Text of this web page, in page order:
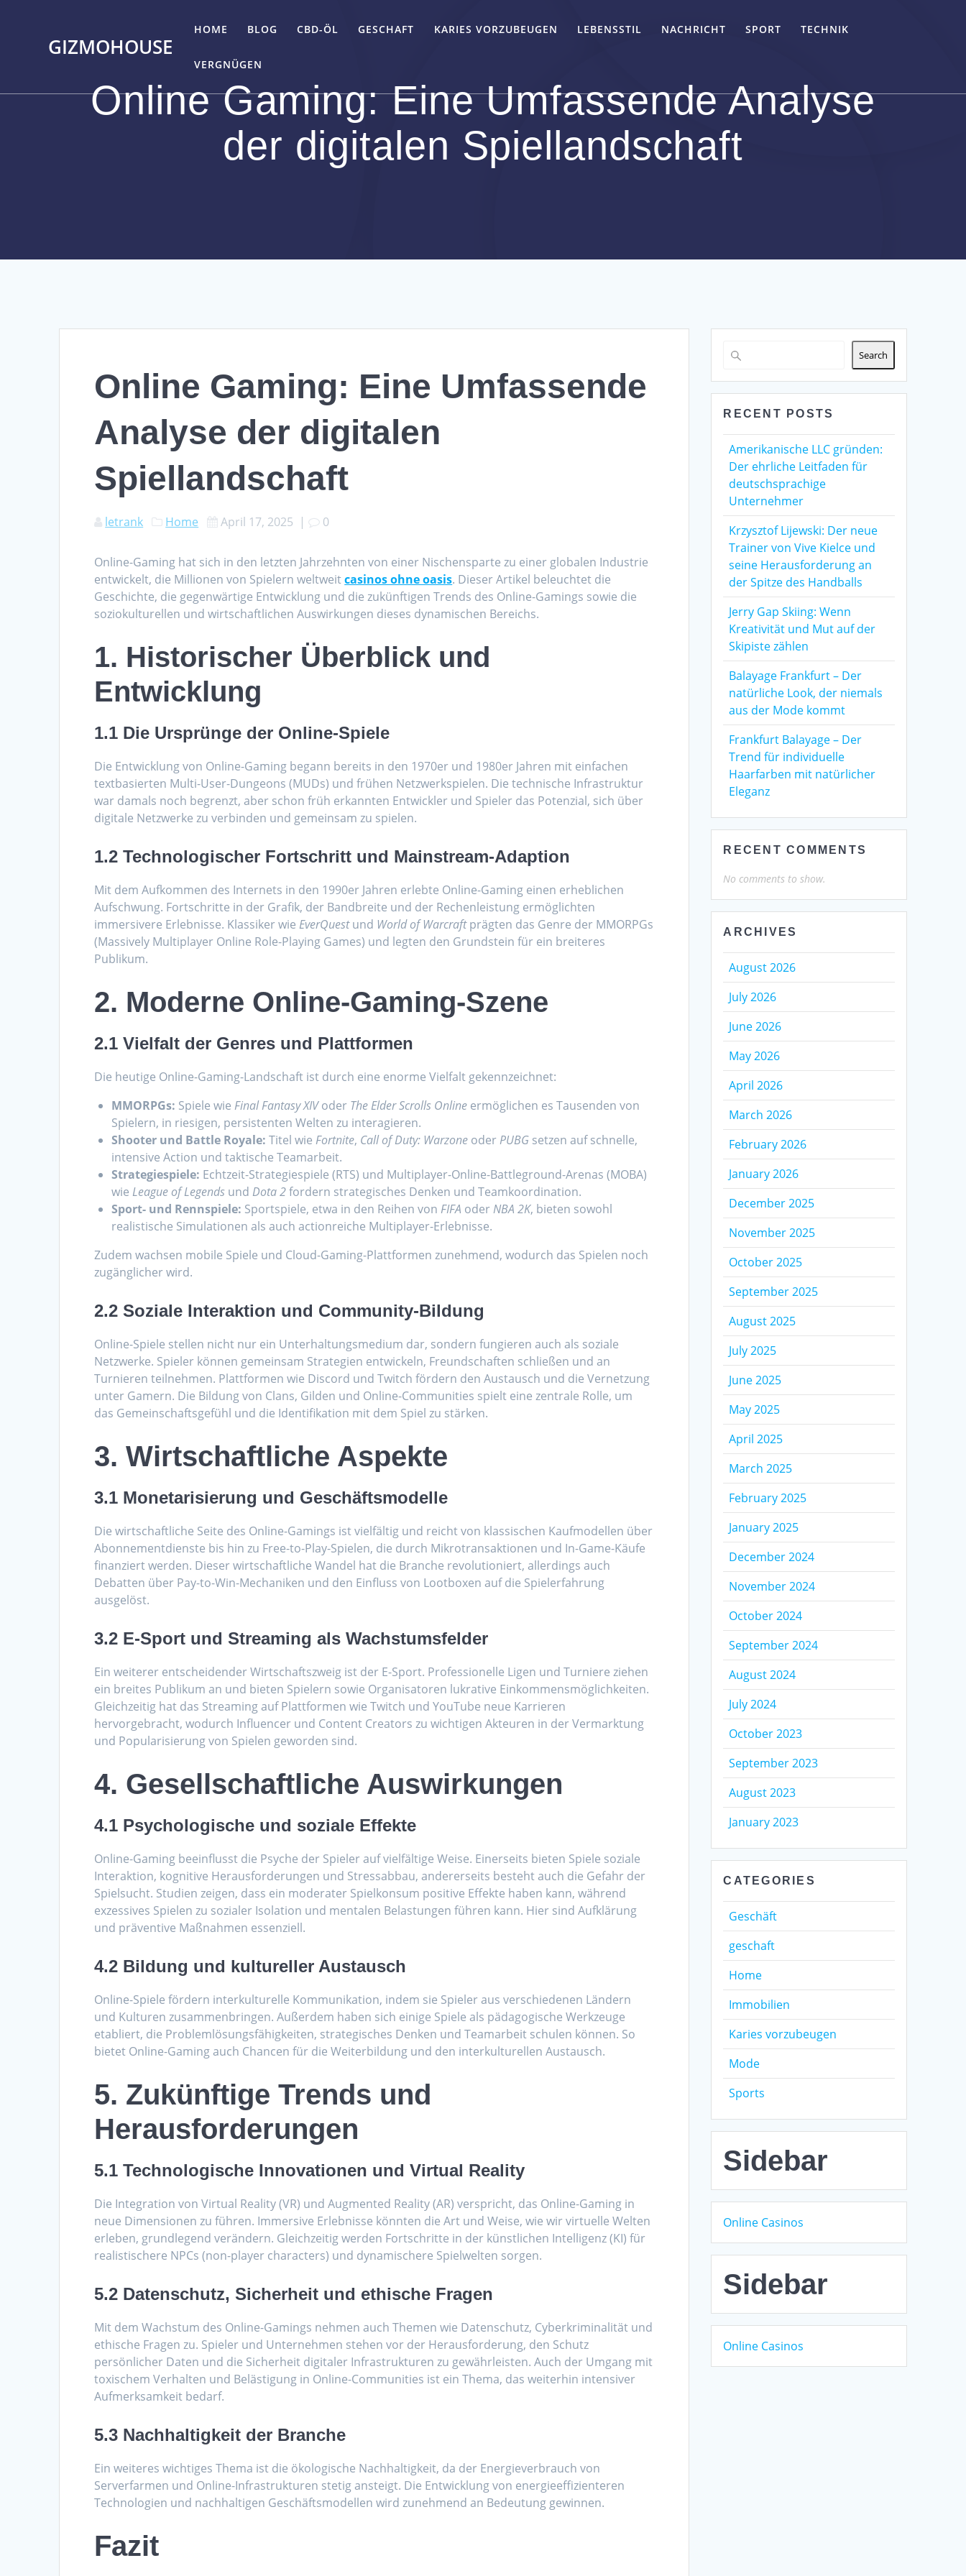
GIZMOHOUSE
HOME BLOG CBD-ÖL GESCHAFT KARIES VORZUBEUGEN LEBENSSTIL NACHRICHT SPORT TECHNIK
VERGNÜGEN
Online Gaming: Eine Umfassende Analyse
der digitalen Spiellandschaft
Online Gaming: Eine Umfassende
Analyse der digitalen
Spiellandschaft
letrank Home April 17, 2025 | 0
Online-Gaming hat sich in den letzten Jahrzehnten von einer Nischensparte zu einer globalen Industrie
entwickelt, die Millionen von Spielern weltweitcasinos ohne oasis. Dieser Artikel beleuchtet die
Geschichte, die gegenwärtige Entwicklung und die zukünftigen Trends des Online-Gamings sowie die
soziokulturellen und wirtschaftlichen Auswirkungen dieses dynamischen Bereichs.
1. Historischer Überblick und
Entwicklung
1.1 Die Ursprünge der Online-Spiele
Die Entwicklung von Online-Gaming begann bereits in den 1970er und 1980er Jahren mit einfachen
textbasierten Multi-User-Dungeons (MUDs) und frühen Netzwerkspielen. Die technische Infrastruktur
war damals noch begrenzt, aber schon früh erkannten Entwickler und Spieler das Potenzial, sich über
digitale Netzwerke zu verbinden und gemeinsam zu spielen.
1.2 Technologischer Fortschritt und Mainstream-Adaption
Mit dem Aufkommen des Internets in den 1990er Jahren erlebte Online-Gaming einen erheblichen
Aufschwung. Fortschritte in der Grafik, der Bandbreite und der Rechenleistung ermöglichten
immersivere Erlebnisse. Klassiker wieEverQuestund World of Warcraftprägten das Genre der MMORPGs
(Massively Multiplayer Online Role-Playing Games) und legten den Grundstein für ein breiteres
Publikum.
2. Moderne Online-Gaming-Szene
2.1 Vielfalt der Genres und Plattformen
Die heutige Online-Gaming-Landschaft ist durch eine enorme Vielfalt gekennzeichnet:
MMORPGs: Spiele wieFinal Fantasy XIVoder The Elder Scrolls Online ermöglichen es Tausenden von
Spielern, in riesigen, persistenten Welten zu interagieren.
Shooter und Battle Royale: Titel wieFortnite, Call of Duty: Warzone oderPUBG setzen auf schnelle,
intensive Action und taktische Teamarbeit.
Strategiespiele: Echtzeit-Strategiespiele (RTS) und Multiplayer-Online-Battleground-Arenas (MOBA)
wieLeague of Legends undDota 2fordern strategisches Denken und Teamkoordination.
Sport- und Rennspiele: Sportspiele, etwa in den Reihen vonFIFA oderNBA 2K, bieten sowohl
realistische Simulationen als auch actionreiche Multiplayer-Erlebnisse.
Zudem wachsen mobile Spiele und Cloud-Gaming-Plattformen zunehmend, wodurch das Spielen noch
zugänglicher wird.
2.2 Soziale Interaktion und Community-Bildung
Online-Spiele stellen nicht nur ein Unterhaltungsmedium dar, sondern fungieren auch als soziale
Netzwerke. Spieler können gemeinsam Strategien entwickeln, Freundschaften schließen und an
Turnieren teilnehmen. Plattformen wie Discord und Twitch fördern den Austausch und die Vernetzung
unter Gamern. Die Bildung von Clans, Gilden und Online-Communities spielt eine zentrale Rolle, um
das Gemeinschaftsgefühl und die Identifikation mit dem Spiel zu stärken.
3. Wirtschaftliche Aspekte
3.1 Monetarisierung und Geschäftsmodelle
Die wirtschaftliche Seite des Online-Gamings ist vielfältig und reicht von klassischen Kaufmodellen über
Abonnementdienste bis hin zu Free-to-Play-Spielen, die durch Mikrotransaktionen und In-Game-Käufe
finanziert werden. Dieser wirtschaftliche Wandel hat die Branche revolutioniert, allerdings auch
Debatten über Pay-to-Win-Mechaniken und den Einfluss von Lootboxen auf die Spielerfahrung
ausgelöst.
3.2 E-Sport und Streaming als Wachstumsfelder
Ein weiterer entscheidender Wirtschaftszweig ist der E-Sport. Professionelle Ligen und Turniere ziehen
ein breites Publikum an und bieten Spielern sowie Organisatoren lukrative Einkommensmöglichkeiten.
Gleichzeitig hat das Streaming auf Plattformen wie Twitch und YouTube neue Karrieren
hervorgebracht, wodurch Influencer und Content Creators zu wichtigen Akteuren in der Vermarktung
und Popularisierung von Spielen geworden sind.
4. Gesellschaftliche Auswirkungen
4.1 Psychologische und soziale Effekte
Online-Gaming beeinflusst die Psyche der Spieler auf vielfältige Weise. Einerseits bieten Spiele soziale
Interaktion, kognitive Herausforderungen und Stressabbau, andererseits besteht auch die Gefahr der
Spielsucht. Studien zeigen, dass ein moderater Spielkonsum positive Effekte haben kann, während
exzessives Spielen zu sozialer Isolation und mentalen Belastungen führen kann. Hier sind Aufklärung
und präventive Maßnahmen essenziell.
4.2 Bildung und kultureller Austausch
Online-Spiele fördern interkulturelle Kommunikation, indem sie Spieler aus verschiedenen Ländern
und Kulturen zusammenbringen. Außerdem haben sich einige Spiele als pädagogische Werkzeuge
etabliert, die Problemlösungsfähigkeiten, strategisches Denken und Teamarbeit schulen können. So
bietet Online-Gaming auch Chancen für die Weiterbildung und den interkulturellen Austausch.
5. Zukünftige Trends und
Herausforderungen
5.1 Technologische Innovationen und Virtual Reality
Die Integration von Virtual Reality (VR) und Augmented Reality (AR) verspricht, das Online-Gaming in
neue Dimensionen zu führen. Immersive Erlebnisse könnten die Art und Weise, wie wir virtuelle Welten
erleben, grundlegend verändern. Gleichzeitig werden Fortschritte in der künstlichen Intelligenz (KI) für
realistischere NPCs (non-player characters) und dynamischere Spielwelten sorgen.
5.2 Datenschutz, Sicherheit und ethische Fragen
Mit dem Wachstum des Online-Gamings nehmen auch Themen wie Datenschutz, Cyberkriminalität und
ethische Fragen zu. Spieler und Unternehmen stehen vor der Herausforderung, den Schutz
persönlicher Daten und die Sicherheit digitaler Infrastrukturen zu gewährleisten. Auch der Umgang mit
toxischem Verhalten und Belästigung in Online-Communities ist ein Thema, das weiterhin intensiver
Aufmerksamkeit bedarf.
5.3 Nachhaltigkeit der Branche
Ein weiteres wichtiges Thema ist die ökologische Nachhaltigkeit, da der Energieverbrauch von
Serverfarmen und Online-Infrastrukturen stetig ansteigt. Die Entwicklung von energieeffizienteren
Technologien und nachhaltigen Geschäftsmodellen wird zunehmend an Bedeutung gewinnen.
Fazit
Search
RECENT POSTS
Amerikanische LLC gründen:
Der ehrliche Leitfaden für
deutschsprachige
Unternehmer
Krzysztof Lijewski: Der neue
Trainer von Vive Kielce und
seine Herausforderung an
der Spitze des Handballs
Jerry Gap Skiing: Wenn
Kreativität und Mut auf der
Skipiste zählen
Balayage Frankfurt – Der
natürliche Look, der niemals
aus der Mode kommt
Frankfurt Balayage – Der
Trend für individuelle
Haarfarben mit natürlicher
Eleganz
RECENT COMMENTS
No comments to show.
ARCHIVES
August 2026
July 2026
June 2026
May 2026
April 2026
March 2026
February 2026
January 2026
December 2025
November 2025
October 2025
September 2025
August 2025
July 2025
June 2025
May 2025
April 2025
March 2025
February 2025
January 2025
December 2024
November 2024
October 2024
September 2024
August 2024
July 2024
October 2023
September 2023
August 2023
January 2023
CATEGORIES
Geschäft
geschaft
Home
Immobilien
Karies vorzubeugen
Mode
Sports
Sidebar
Online Casinos
Sidebar
Online Casinos